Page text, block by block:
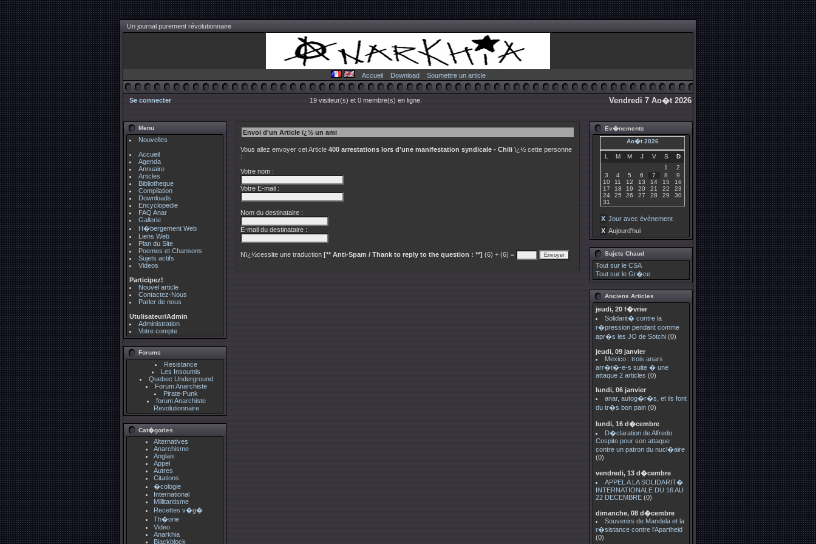
Un journal purement révolutionnaire
Accueil Download Soumettre un article
Se connecter 19 visiteur(s) et 0 membre(s) en ligne. Vendredi 7 Ao�t 2026
Menu
Nouvelles
Accueil
Agenda
Annuaire
Articles
Bibliotheque
Compilation
Downloads
Encyclopedie
FAQ Anar
Gallerie
H�bergement Web
Liens Web
Plan du Site
Poemes et Chansons
Sujets actifs
Videos
Participez!
Nouvel article
Contactez-Nous
Parler de nous
Utulisateur/Admin
Administration
Votre compte
Forums
Resistance
Les Insoumis
Quebec Underground
Forum Anarchiste
Pirate-Punk
forum Anarchiste
Revolutionnaire
Cat�gories
Alternatives
Anarchisme
Anglais
Appel
Autres
Citations
�cologie
International
Millitantisme
Recettes v�g�
Th�orie
Video
Anarkhia
Blackblock
Envoi d'un Article ï¿½ un ami
Vous allez envoyer cet Article 400 arrestations lors d'une manifestation syndicale - Chili ï¿½ cette personne
:
Votre nom :
Votre E-mail :
Nom du destinataire :
E-mail du destinataire :
Nï¿½cessite une traduction [** Anti-Spam / Thank to reply to the question : **] (6) + (6) =
Ev�nements
Ao�t 2026
L M M J V S
D
1
2
3
4 5 6 7 8
9
10
11 12 13 14 15
16
17
18 19 20 21 22
23
24
25 26 27 28 29
30
31
X Jour avec évènement
X Aujourd'hui
Sujets Chaud
Tout sur le CSA
Tout sur le Gr�ce
Anciens Articles
jeudi, 20 f�vrier
Solidarit� contre la
r�pression pendant comme
apr�s les JO de Sotchi (0)
jeudi, 09 janvier
Mexico : trois anars
arr�t�-e-s suite � une
attaque 2 articles (0)
lundi, 06 janvier
anar, autog�r�s, et ils font
du tr�s bon pain (0)
lundi, 16 d�cembre
D�claration de Alfredo
Cospito pour son attaque
contre un patron du nucl�aire
(0)
vendredi, 13 d�cembre
APPEL A LA SOLIDARIT�
INTERNATIONALE DU 16 AU
22 DECEMBRE (0)
dimanche, 08 d�cembre
Souvenirs de Mandela et la
r�sistance contre l'Apartheid
(0)